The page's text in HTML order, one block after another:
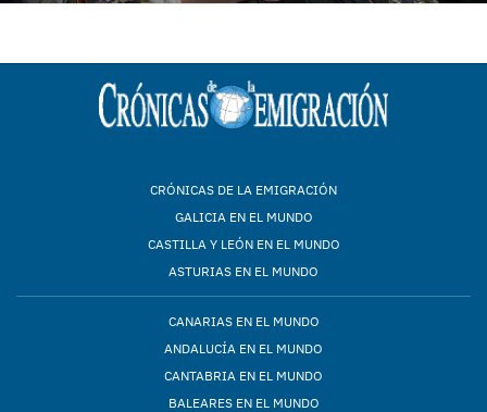
CRÓNICAS DE LA EMIGRACIÓN
GALICIA EN EL MUNDO
CASTILLA Y LEÓN EN EL MUNDO
ASTURIAS EN EL MUNDO
CANARIAS EN EL MUNDO
ANDALUCÍA EN EL MUNDO
CANTABRIA EN EL MUNDO
BALEARES EN EL MUNDO